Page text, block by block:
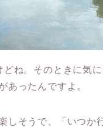
ね。そのときに気
あったんですよ。
しそうで、「いつか